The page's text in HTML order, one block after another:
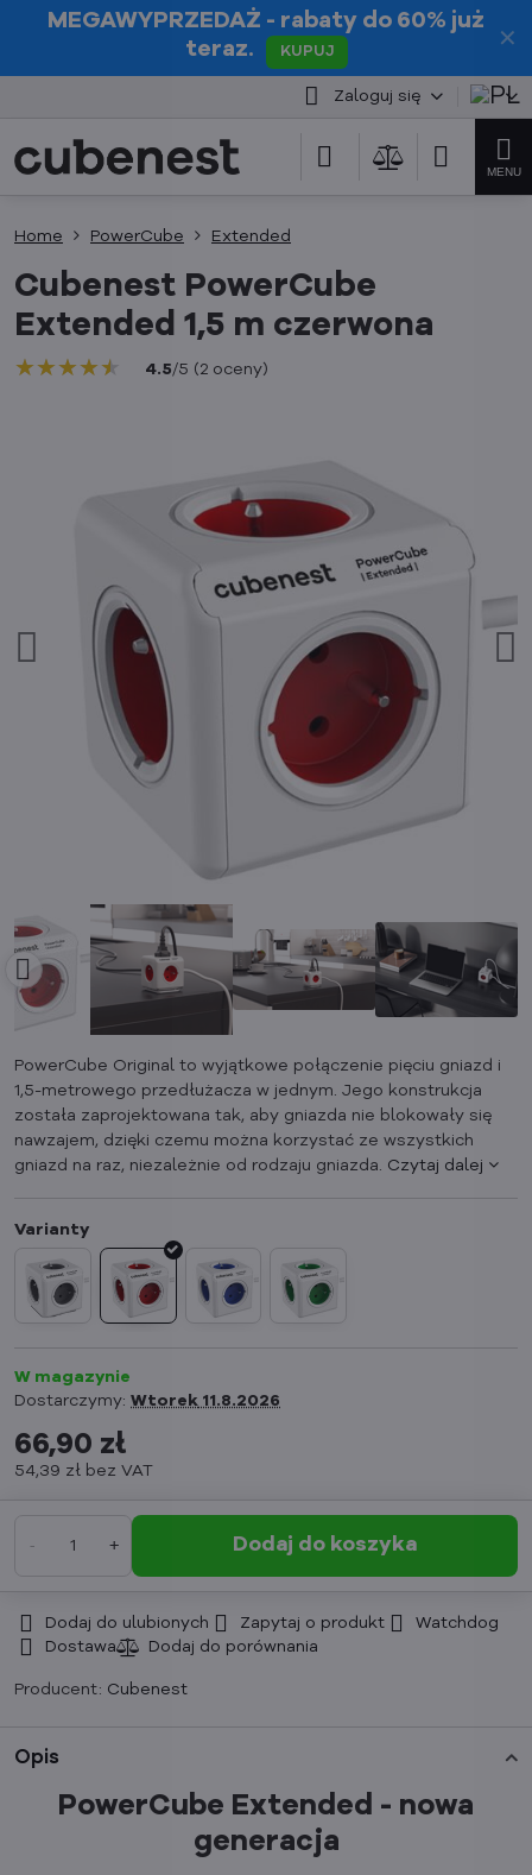
✕
MEGAWYPRZEDAŻ - rabaty do 60% już
teraz.
KUPUJ
Zaloguj się
Home PowerCube Extended
Cubenest PowerCube
Extended 1,5 m czerwona
★★★★★
★★★★★
★★★★★ 4.5/5 (2 oceny)
PowerCube Original to wyjątkowe połączenie pięciu gniazd i
1,5-metrowego przedłużacza w jednym. Jego konstrukcja
została zaprojektowana tak, aby gniazda nie blokowały się
nawzajem, dzięki czemu można korzystać ze wszystkich
gniazd na raz, niezależnie od rodzaju gniazda. Czytaj dalej
W magazynie
Dostarczymy: Wtorek 11.8.2026
66,90 zł
54,39 zł bez VAT
Dodaj do koszyka
Dodaj do ulubionych Zapytaj o produkt
Watchdog
Dostawa
Producent: Cubenest
Opis
PowerCube Extended - nowa
generacja